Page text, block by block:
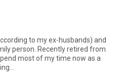
to my ex-husbands) and
person. Recently retired from